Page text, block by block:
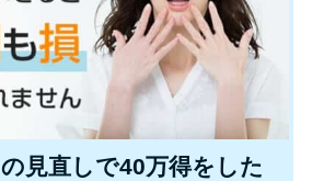
見直しで40万得をした